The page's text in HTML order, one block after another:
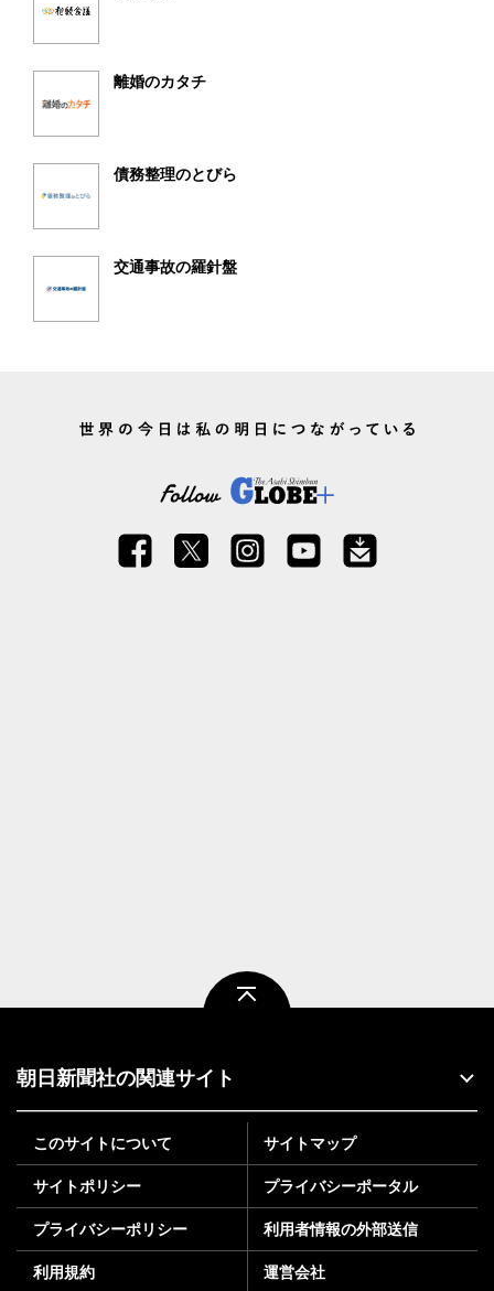
離婚のカタチ
債務整理のとびら
交通事故の羅針盤
朝日新聞社の関連サイト
このサイトについて サイトマップ
サイトポリシー プライバシーポータル
プライバシーポリシー 利用者情報の外部送信
利用規約 運営会社